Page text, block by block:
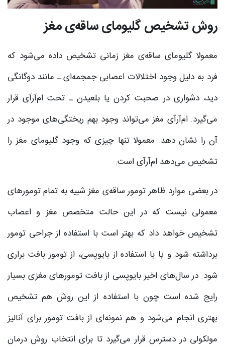
روش تشخیص گلیومای ساقه‌ی مغز
معمولا گلیومای ساقه‌ی مغز زمانی تشخیص داده می‌شود که
فرد به دلیل وجود اختلالات اعصابی جمجمه‌ای ـ مانند دوگانگی
دید، دشواری در صحبت کردن یا بلعیدن ـ تحت ام‌آر‌آی قرار
می‌گیرد. ام‌آرآی مغز می‌تواند وجود بهم ریختگی‌های موجود در
آن را نشان دهد. معمولا تنها چیزی که وجود گلیومای مغز را
تشخیص می‌دهد ام‌آرآی است.
در بعضی موارد ظاهر تومور ساقه‌ی مغز شبیه به تمام تومور‌های
معمولی نیست که در این حالت متخصص مغز و اعصاب
تشخیص خواهد داد که بهتر است با استفاده از جراحی تومور
برداشته شود و یا با استفاده از بایوپسی، از تومور بافت براری
شود. در سال‌های اخیر بایوپسی از بافت‌ تومورهای مغزی بسیار
رایج شده است چون با استفاده از این روش هم تشخیص
بهتری انجام می‌شود و هم نمونه‌ای از بافت تومور برای آنالیز
مولکولی در دسترس قرار می‌گیرد تا برای انتخاب روش درمان